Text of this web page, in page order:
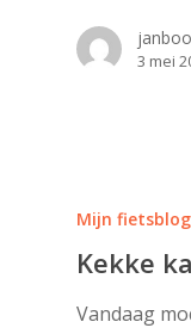
3 mei
Mijn fietsblog
Kekke
Vandaag